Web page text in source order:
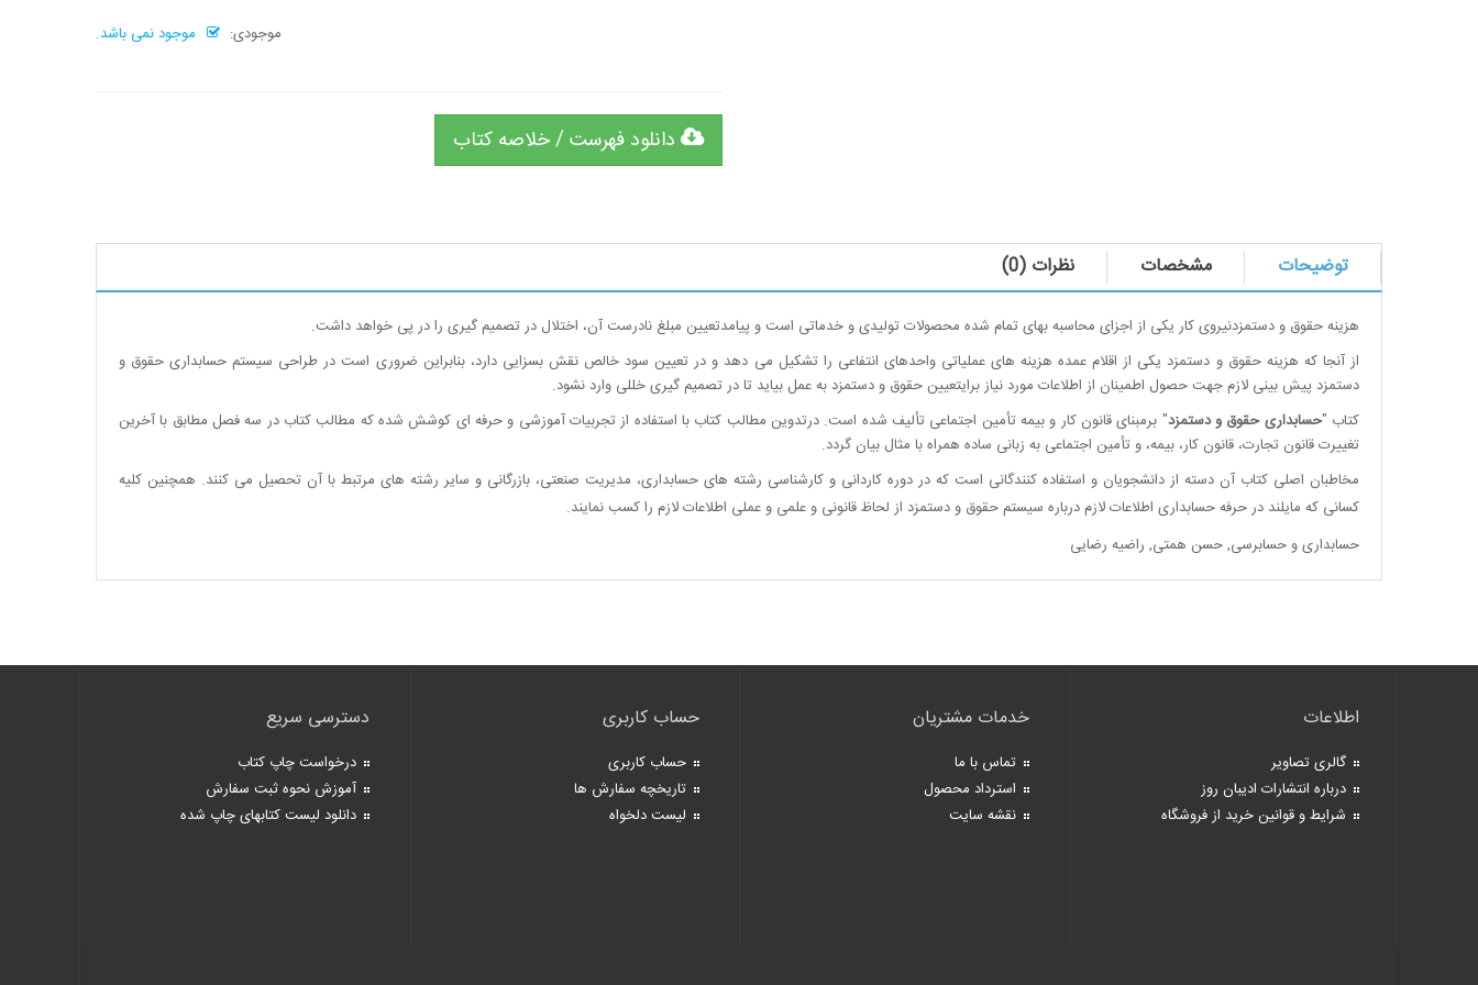
موجودی: موجود نمی باشد.
دانلود فهرست / خلاصه کتاب
توضیحات مشخصات نظرات (0)
هزینه حقوق و دستمزدنیروی کار یکی از اجزای محاسبه بهای تمام شده محصولات تولیدی و خدماتی است و پیامدتعیین مبلغ نادرست آن، اختلال در تصمیم گیری را در پی خواهد داشت.
از آنجا که هزینه حقوق و دستمزد یکی از اقلام عمده هزینه های عملیاتی واحدهای انتفاعی را تشکیل می دهد و در تعیین سود خالص نقش بسزایی دارد، بنابراین ضروری است در طراحی سیستم حسابداری حقوق و
دستمزد پیش بینی لازم جهت حصول اطمینان از اطلاعات مورد نیاز برایتعیین حقوق و دستمزد به عمل بیاید تا در تصمیم گیری خللی وارد نشود.
کتاب "حسابداری حقوق و دستمزد" برمبنای قانون کار و بیمه تأمین اجتماعی تألیف شده است. درتدوین مطالب کتاب با استفاده از تجربیات آموزشی و حرفه ای کوشش شده که مطالب کتاب در سه فصل مطابق با آخرین
تغییرت قانون تجارت، قانون کار، بیمه، و تأمین اجتماعی به زبانی ساده همراه با مثال بیان گردد.
مخاطبان اصلی کتاب آن دسته از دانشجویان و استفاده کنندگانی است که در دوره کاردانی و کارشناسی رشته های حسابداری، مدیریت صنعتی، بازرگانی و سایر رشته های مرتبط با آن تحصیل می کنند. همچنین کلیه
کسانی که مایلند در حرفه حسابداری اطلاعات لازم درباره سیستم حقوق و دستمزد از لحاظ قانونی و علمی و عملی اطلاعات لازم را کسب نمایند.
حسابداری و حسابرسی,حسن همتی, راضیه رضایی
اطلاعات
گالری تصاویر
درباره انتشارات ادیبان روز
شرایط و قوانین خرید از فروشگاه
خدمات مشتریان
تماس با ما
استرداد محصول
نقشه سایت
حساب کاربری
حساب کاربری
تاریخچه سفارش ها
لیست دلخواه
دسترسی سریع
درخواست چاپ کتاب
آموزش نحوه ثبت سفارش
دانلود لیست کتابهای چاپ شده